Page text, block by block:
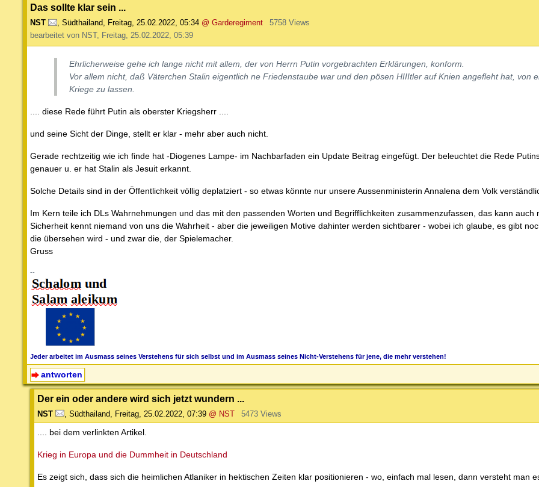
Das sollte klar sein ...
NST , Südthailand, Freitag, 25.02.2022, 05:34 @ Garderegiment
5758 Views
bearbeitet von NST, Freitag, 25.02.2022, 05:39
Ehrlicherweise gehe ich lange nicht mit allem, der von Herrn Putin vorgebrachten Erklärungen, konform.
Vor allem nicht, daß Väterchen Stalin eigentlich ne Friedenstaube war und den pösen HIIItler auf Knien angefleht hat, von
Kriege zu lassen.
.... diese Rede führt Putin als oberster Kriegsherr ....
und seine Sicht der Dinge, stellt er klar - mehr aber auch nicht.
Gerade rechtzeitig wie ich finde hat -Diogenes Lampe- im Nachbarfaden ein Update Beitrag eingefügt. Der beleuchtet die Rede
genauer u. er hat Stalin als Jesuit erkannt.
Solche Details sind in der Öffentlichkeit völlig deplatziert - so etwas könnte nur unsere Aussenministerin Annalena dem Volk
Im Kern teile ich DLs Wahrnehmungen und das mit den passenden Worten und Begrifflichkeiten zusammenzufassen, das kann auch
Sicherheit kennt niemand von uns die Wahrheit - aber die jeweiligen Motive dahinter werden sichtbarer - wobei ich glaube, es gibt
die übersehen wird - und zwar die, der Spielemacher.
Gruss
--
Jeder arbeitet im Ausmass seines Verstehens für sich selbst und im Ausmass seines Nicht-Verstehens für jene, die mehr verstehen!
antworten
Der ein oder andere wird sich jetzt wundern ...
NST Südthailand Freitag, 25.02.2022, 07:39 @ NST 5473 Views
.... bei dem verlinkten Artikel.
Krieg in Europa und die Dummheit in Deutschland
Es zeigt sich, dass sich die heimlichen Atlaniker in hektischen Zeiten klar positionieren - wo, einfach mal lesen, dann versteht man